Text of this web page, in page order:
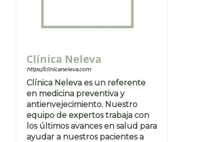
Clínica Neleva
https://clinicaneleva.com
Clínica Neleva es un referente
en medicina preventiva y
antienvejecimiento. Nuestro
equipo de expertos trabaja con
los últimos avances en salud para
ayudar a nuestros pacientes a